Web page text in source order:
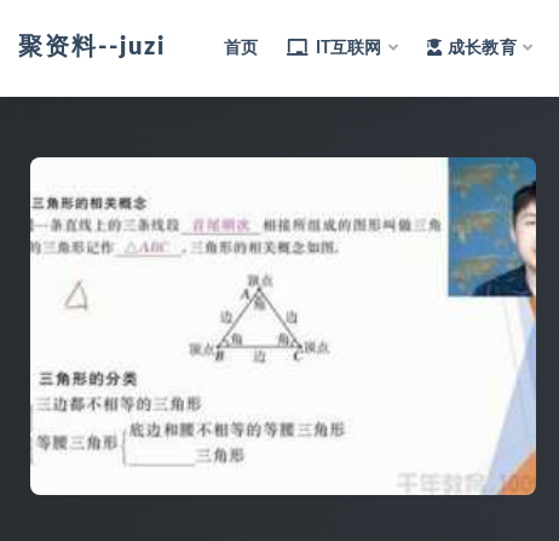
聚资料--juziliao.com--全网资料整合平台
首页 IT互联网 成长教育